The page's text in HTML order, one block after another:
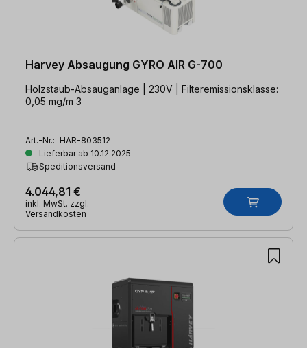
Harvey Absaugung GYRO AIR G-700
Holzstaub-Absauganlage | 230V | Filteremissionsklasse:
0,05 mg/m 3
Art.-Nr.: HAR-803512
Lieferbar ab 10.12.2025
Speditionsversand
4.044,81 €
inkl. MwSt. zzgl.
Versandkosten